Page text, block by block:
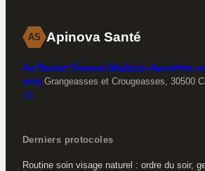
AS Apinova Santé
Au Rucher Cévenol Miellerie Apiculteur
miel Grangeasses et Crougeasses, 30500
70
Derniers protocoles
Routine soin visage naturel : ordre du soir,